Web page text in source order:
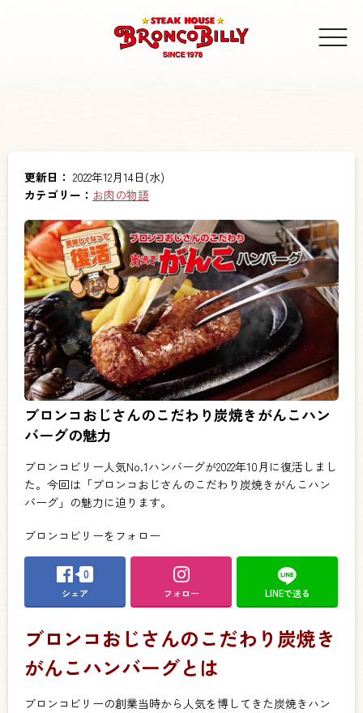
更新日： 2022年12月14日(水)
カテゴリー： お肉の物語
ブロンコおじさんのこだわり炭焼きがんこハン
バーグの魅力
ブロンコビリー人気No.1ハンバーグが2022年10月に復活しまし
た。今回は「ブロンコおじさんのこだわり炭焼きがんこハン
バーグ」の魅力に迫ります。
ブロンコビリーをフォロー
0
シェア フォロー LINEで送る
ブロンコおじさんのこだわり炭焼き
がんこハンバーグとは
ブロンコビリーの創業当時から人気を博してきた炭焼きハン